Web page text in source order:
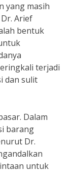
yang masih
Arief
bentuk
terjadi
dan sulit
Dalam
barang
Dr.
untuk